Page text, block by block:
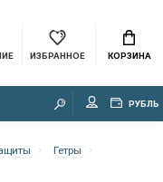
ИЗБРАННОЕ КОРЗИНА
РУБЛЬ
Гетры